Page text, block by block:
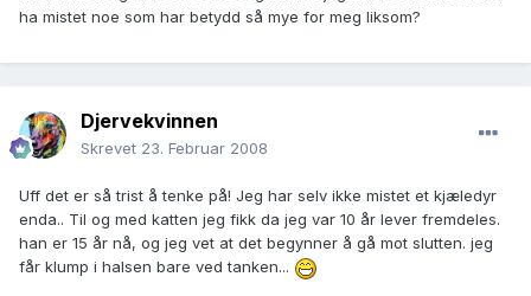
ha mistet noe som har betydd så mye for meg liksom?
Djervekvinnen
Skrevet 23. Februar 2008
Uff det er så trist å tenke på! Jeg har selv ikke mistet et kjæledyr
enda.. Til og med katten jeg fikk da jeg var 10 år lever fremdeles.
han er 15 år nå, og jeg vet at det begynner å gå mot slutten. jeg
får klump i halsen bare ved tanken...